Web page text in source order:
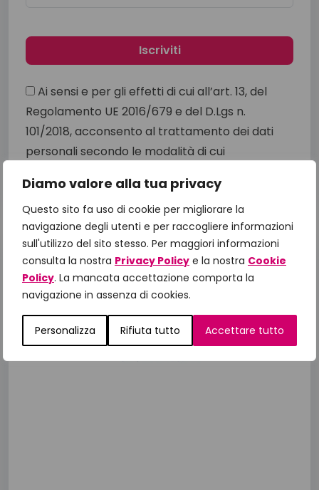
Diamo valore alla tua privacy
Questo sito fa uso di cookie per migliorare la
navigazione degli utenti e per raccogliere informazioni
sull'utilizzo del sito stesso. Per maggiori informazioni
consulta la nostra Privacy Policy e la nostra Cookie
Policy. La mancata accettazione comporta la
navigazione in assenza di cookies.
Personalizza Rifiuta tutto Accettare tutto
Ai sensi e per gli effetti di cui all’art. 13, del
Regolamento UE 2016/679 e del D.Lgs n.
101/2018, acconsento al trattamento dei dati
personali secondo le modalità di cui
Con il supporto non
condizionante di